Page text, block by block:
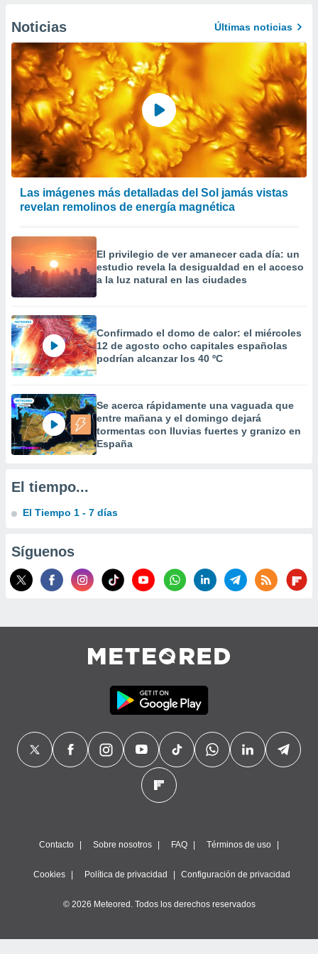
en
en
de
un
perfiles
utilizar
crear un
la
contenido
medir el
de la
el
de
de
de
uso de
con el
de
Noticias Últimas noticias
Las imágenes más detalladas del Sol jamás vistas
revelan remolinos de energía magnética
El privilegio de ver amanecer cada día: un
estudio revela la desigualdad en el acceso
a la luz natural en las ciudades
Confirmado el domo de calor: el miércoles
12 de agosto ocho capitales españolas
podrían alcanzar los 40 ºC
Se acerca rápidamente una vaguada que
entre mañana y el domingo dejará
tormentas con lluvias fuertes y granizo en
España
El tiempo...
El Tiempo 1 - 7 días
Síguenos
Contacto Sobre nosotros FAQ Términos de uso
Cookies Política de privacidad Configuración de privacidad
© 2026 Meteored. Todos los derechos reservados